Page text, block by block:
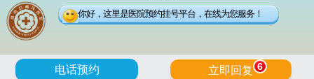
版权所有：昆明白癜风医院
滇公安备 53010202000563号
你好，这里是医院预约挂号平台，在线为您服务！
电话预约 立即回复 6